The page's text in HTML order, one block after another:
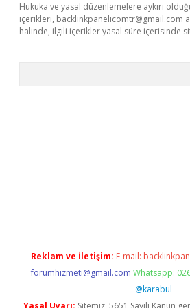
Hukuka ve yasal düzenlemelere aykırı
içerikleri, backlinkpanelicomtr@gmail.com
halinde, ilgili içerikler yasal süre içerisinde
Reklam ve İletişim: E-mail:
forumhizmeti@gmail.com Whatsapp:
@karabul
Yasal Uyarı: Sitemiz, 5651 Sayılı Kanun